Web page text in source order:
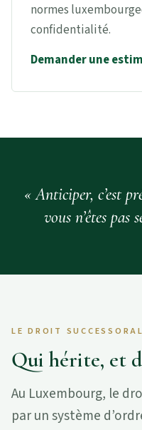
normes
confidentialité.
Demander une
Anticiper, c’est
vous n’êtes pas
LE DROIT
Qui hérite, et
Au Luxembourg, le
par un système